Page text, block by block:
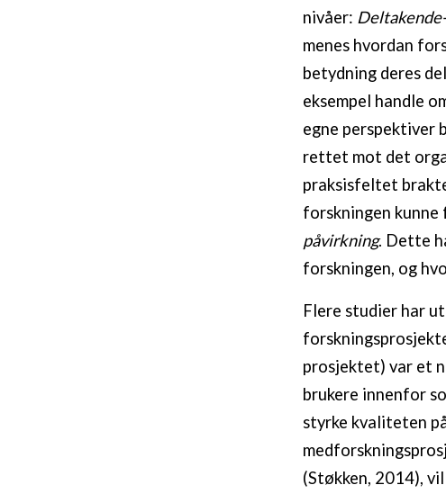
nivåer:
menes hvordan
betydning deres
eksempel handle
egne perspektiver
rettet mot det
praksisfeltet
forskningen
påvirkning. Dette
forskningen, og
Flere studier har
prosjektet) var et
brukere innenfor
styrke kvaliteten
(Støkken, 2014),